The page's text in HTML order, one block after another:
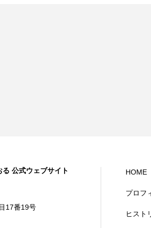
17番19号
HOME
プロフ
ヒスト